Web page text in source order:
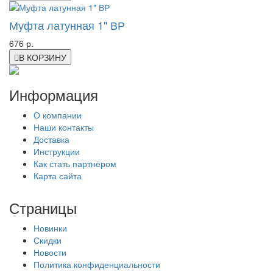
Муфта латунная 1" ВР
676 р.
В КОРЗИНУ
Информация
О компании
Наши контакты
Доставка
Инструкции
Как стать партнёром
Карта сайта
Страницы
Новинки
Скидки
Новости
Политика конфиденциальности